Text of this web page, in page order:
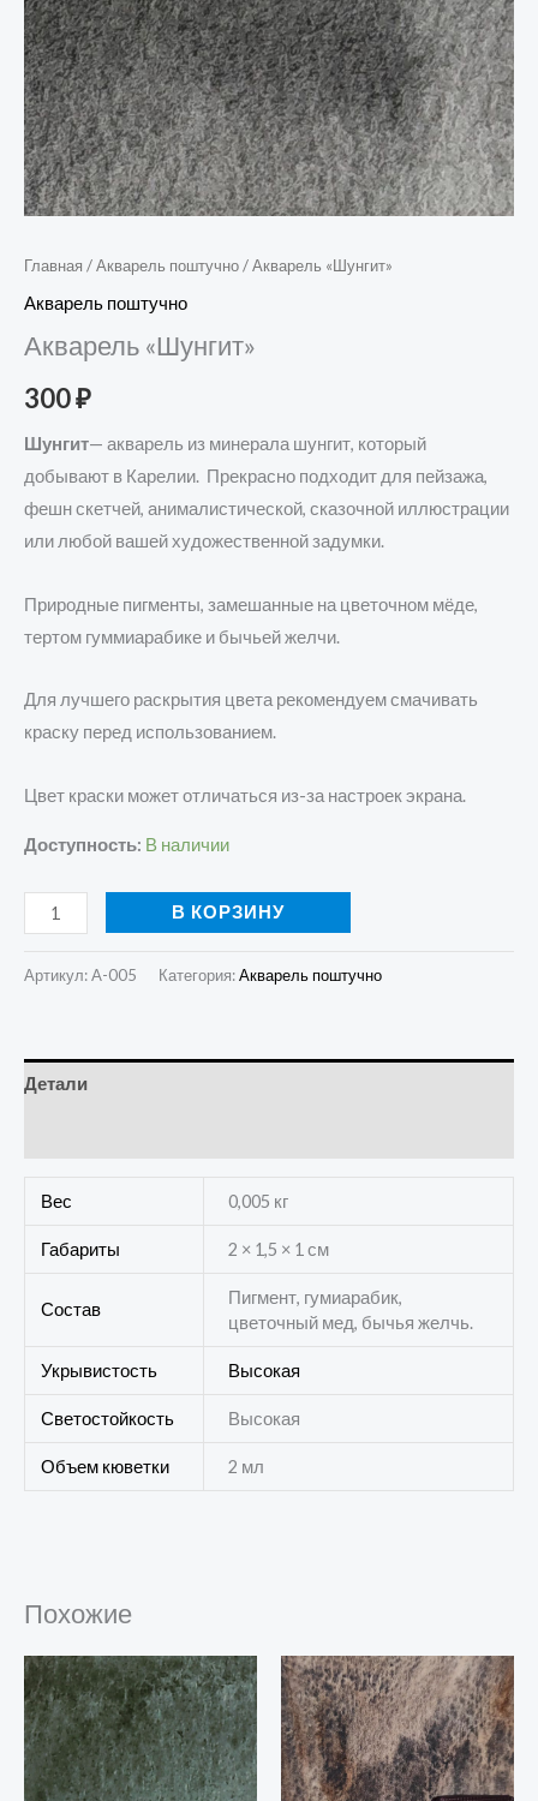
Главная /Акварель поштучно/ Акварель «Шунгит»
Акварель поштучно
Акварель «Шунгит»
300₽
Шунгит— акварель из минерала шунгит, который
добывают в Карелии. Прекрасно подходит для пейзажа,
фешн скетчей, анималистической, сказочной иллюстрации
или любой вашей художественной задумки.
Природные пигменты, замешанные на цветочном мёде,
тертом гуммиарабике и бычьей желчи.
Для лучшего раскрытия цвета рекомендуем смачивать
краску перед использованием.
Цвет краски может отличаться из-за настроек экрана.
Доступность: В наличии
В КОРЗИНУ
Артикул:A-005 Категория:Акварель поштучно
Детали
Вес 0,005 кг
Габариты 2 × 1,5 × 1 см
Состав
Пигмент, гумиарабик,
цветочный мед, бычья желчь.
Укрывистость Высокая
Светостойкость Высокая
Объем кюветки 2 мл
Похожие